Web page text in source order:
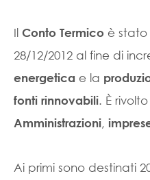
Il Conto Termico è
28/12/2012 al fine di
energetica e la
fonti rinnovabili. È
Amministrazioni,
Ai primi sono destinati